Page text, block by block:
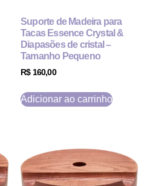
Suporte de Madeira para
Tacas Essence Crystal &
Diapasões de cristal –
Tamanho Pequeno
R$160,00
Adicionar ao carrinho